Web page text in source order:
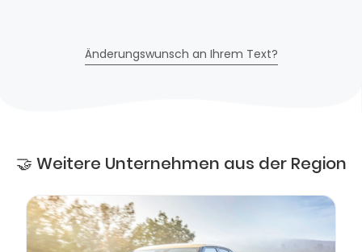
Änderungswunsch an Ihrem Text?
🤝 Weitere Unternehmen aus der Region